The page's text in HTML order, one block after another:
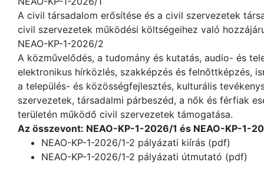
A civil társadalom erősítése és a civil szervezetek
civil szervezetek működési költségeihez való
NEAO-KP-1-2026/2
A közművelődés, a tudomány és kutatás, audio- és
elektronikus hírközlés, szakképzés és felnőttképzés,
a település- és közösségfejlesztés, kulturális
szervezetek, társadalmi párbeszéd, a nők és férfiak
területén működő civil szervezetek támogatása.
Az összevont: NEAO-KP-1-2026/1 és NEAO-KP-1-
NEAO-KP-1-2026/1-2 pályázati kiírás (pdf)
NEAO-KP-1-2026/1-2 pályázati útmutató (pdf)